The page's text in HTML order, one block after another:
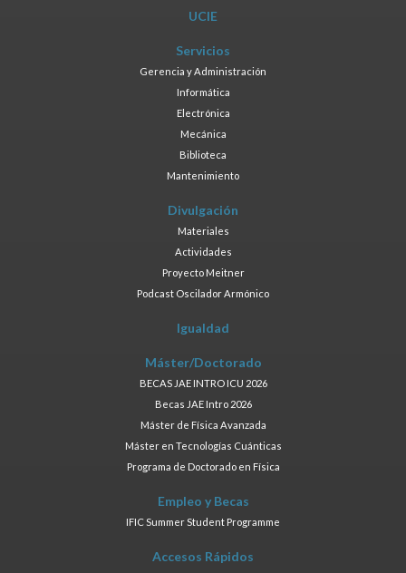
UCIE
Servicios
Gerencia y Administración
Informática
Electrónica
Mecánica
Biblioteca
Mantenimiento
Divulgación
Materiales
Actividades
Proyecto Meitner
Podcast Oscilador Armónico
Igualdad
Máster/Doctorado
BECAS JAE INTRO ICU 2026
Becas JAE Intro 2026
Máster de Física Avanzada
Máster en Tecnologías Cuánticas
Programa de Doctorado en Física
Empleo y Becas
IFIC Summer Student Programme
Accesos Rápidos